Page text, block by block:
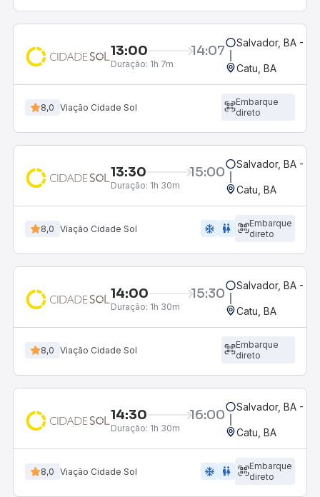
13:00 14:07
Duração: 1h 7m
Salvador, BA -
Catu, BA
8,0 Viação Cidade Sol
Embarque
direto
13:30 15:00
Duração: 1h 30m
Salvador, BA -
Catu, BA
8,0 Viação Cidade Sol ac_unit wc
Embarque
direto
14:00 15:30
Duração: 1h 30m
Salvador, BA -
Catu, BA
8,0 Viação Cidade Sol
Embarque
direto
14:30 16:00
Duração: 1h 30m
Salvador, BA -
Catu, BA
8,0 Viação Cidade Sol ac_unit wc
Embarque
direto